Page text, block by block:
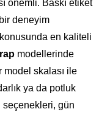
önemli. Baskı etiket
deneyim
en kaliteli
modellerinde
skalası ile
ya da potluk
gün